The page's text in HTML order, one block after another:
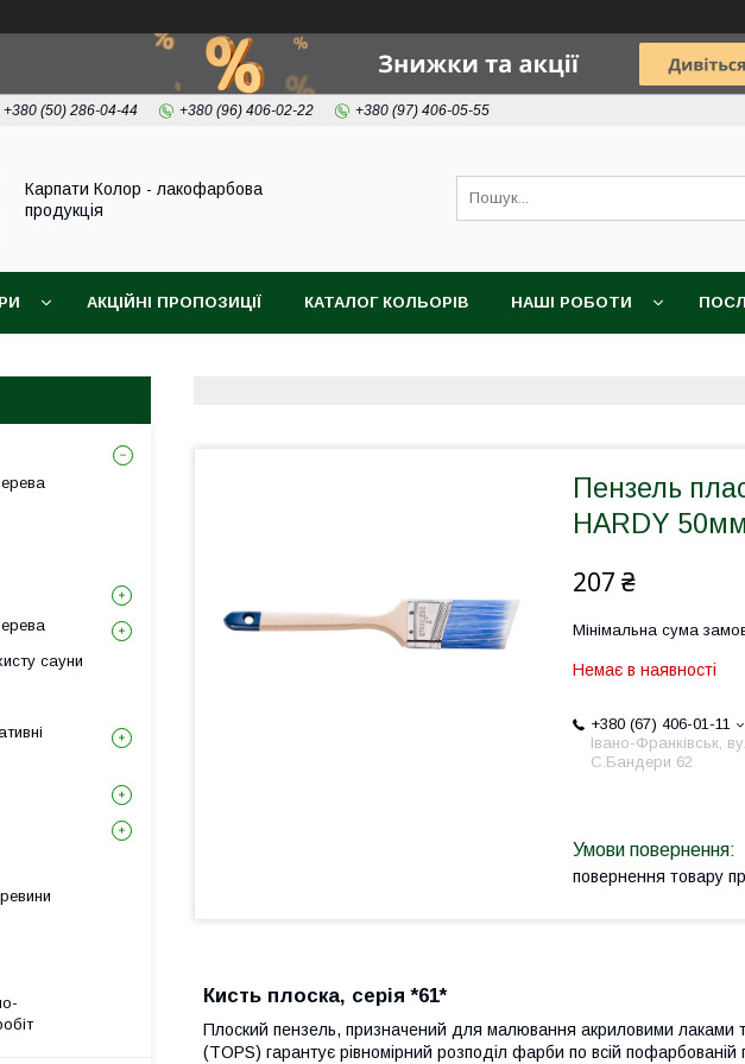
+380 (50) 286-04-44 +380 (96) 406-02-22 +380 (97) 406-05-55
Карпати Колор - лакофарбова
продукція
АКЦІЙНІ ПРОПОЗИЦІЇ КАТАЛОГ КОЛЬОРІВ НАШІ РОБОТИ
Пензель
HARDY 50мм
207 ₴
Мінімальна сума
Немає в наявності
+380 (67) 406-01-11
Івано-Франківськ,
С.Бандери 62
повернення товару
Кисть плоска, серія *61*
Плоский пензель, призначений для малювання акриловими
(TOPS) гарантує рівномірний розподіл фарби по всій
сауни